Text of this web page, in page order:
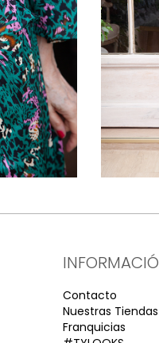
Contacto
Nuestras Tiendas
Franquicias